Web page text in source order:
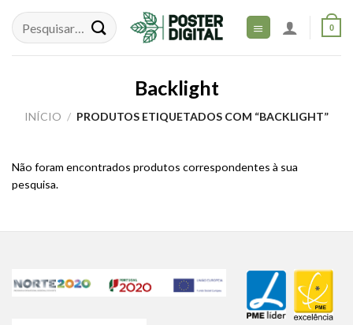
content
0
Backlight
INÍCIO / PRODUTOS ETIQUETADOS COM “BACKLIGHT”
Não foram encontrados produtos correspondentes à sua
pesquisa.